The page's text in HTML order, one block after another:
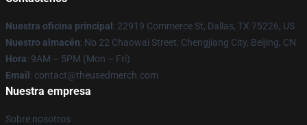
Nuestra oficina principal : 22919 Commerce St, Dallas, TX 75226, US
Nuestro almacén: No 22 Chaowai Street, Chengjiang City, Beijing, CN
Hora: 9AM – 5PM (Mon – Fri)
Email : contact@theusedmerch.com
Nuestra empresa
Sobre nosotros